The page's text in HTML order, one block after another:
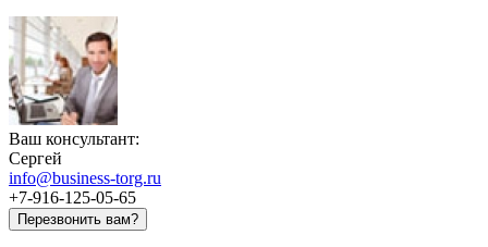
Ваш консультант:
Сергей
info@business-torg.ru
+7-916-125-05-65
Перезвонить вам?